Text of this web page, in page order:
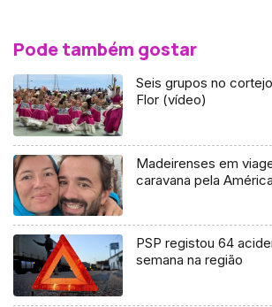
Pode também gostar
Seis grupos no
Flor (vídeo)
Madeirenses em
caravana pela
PSP registou 64
semana na região